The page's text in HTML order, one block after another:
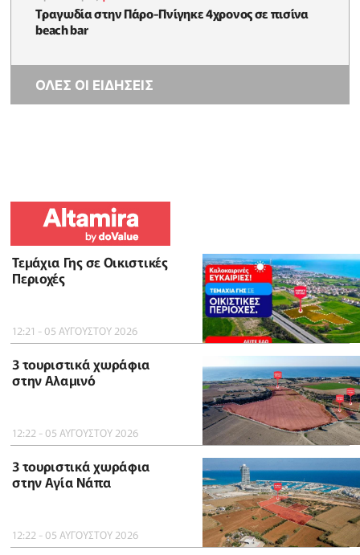
Τραγωδία στην Πάρο-Πνίγηκε 4χρονος σε πισίνα
beach bar
ΟΛΕΣ ΟΙ ΕΙΔΗΣΕΙΣ
Τεμάχια Γης σε Οικιστικές
Περιοχές
12:21 - 05 ΑΥΓΟΥΣΤΟΥ 2026
3 τουριστικά χωράφια
στην Αλαμινό
12:22 - 05 ΑΥΓΟΥΣΤΟΥ 2026
3 τουριστικά χωράφια
στην Αγία Νάπα
12:22 - 05 ΑΥΓΟΥΣΤΟΥ 2026